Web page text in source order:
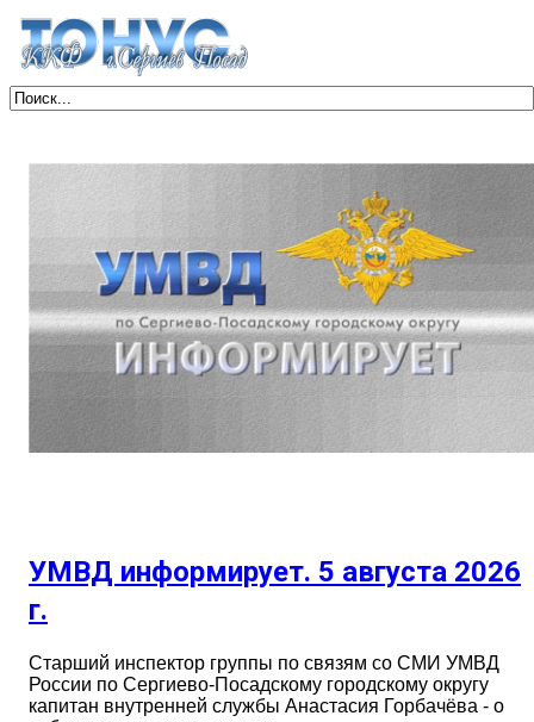
УМВД информирует. 5 августа 2026
г.
Старший инспектор группы по связям со СМИ УМВД
России по Сергиево-Посадскому городскому округу
капитан внутренней службы Анастасия Горбачёва - о